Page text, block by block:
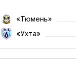
«Тюмень»
«Ухта»